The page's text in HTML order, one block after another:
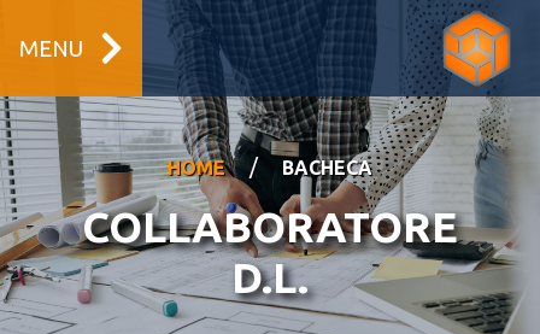
MENU
HOME / BACHECA
COLLABORATORE
D.L.